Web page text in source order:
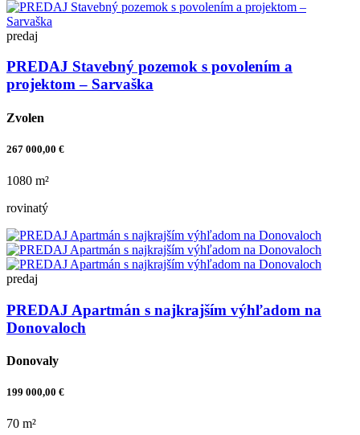
predaj
PREDAJ Stavebný pozemok s povolením a
projektom – Sarvaška
Zvolen
267 000,00 €
1080 m²
rovinatý
predaj
PREDAJ Apartmán s najkrajším výhľadom na
Donovaloch
Donovaly
199 000,00 €
70 m²